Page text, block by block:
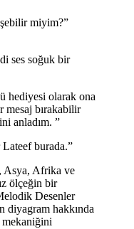
miyim?”
ses soğuk bir
hediyesi olarak ona
mesaj bırakabilir
anladım. ”
burada.”
Asya, Afrika ve
ölçeğin bir
Desenler
diyagram hakkında